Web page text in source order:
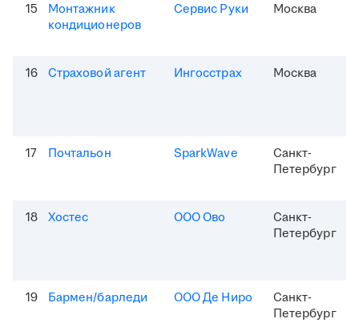
15
Монтажник
кондиционеров
Сервис Руки Москва
16 Страховой агент Ингосстрах Москва
17 Почтальон SparkWave
Санкт-
Петербург
18 Хостес ООО Ово
Санкт-
Петербург
19 Бармен/барледи ООО Де Ниро
Санкт-
Петербург